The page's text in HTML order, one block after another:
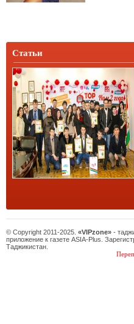
Статьи
© Copyright 2011-2025. «VIPzone» -
приложение к газете ASIA-Plus.
Таджикистан.